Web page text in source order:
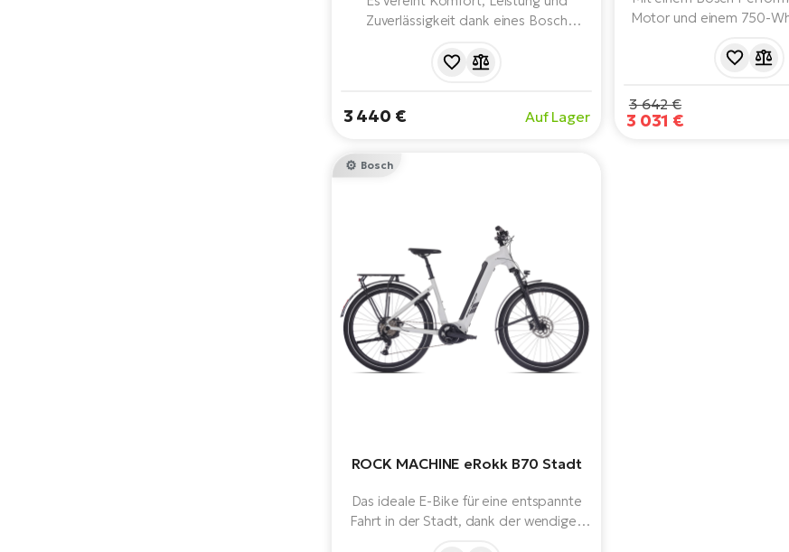
Zuverlässigkeit dank eines Bosch
Akkukapazität von 625 Wh. Das Fahrrad
zusätzlichem Zubehör wie
Gepäckträger, Ständer oder
Beleuchtung ausgestattet. Ideal für
3 440 € Auf Lager
Motor und einem 750-
Zuverlässigkeit für die
Qualitätskomponenten
Gabeln, Shimano-
3 642 €
3 031 €
Bosch
ROCK MACHINE eRokk B70 Stadt
Das ideale E-Bike für eine entspannte
Fahrt in der Stadt, dank der wendigen